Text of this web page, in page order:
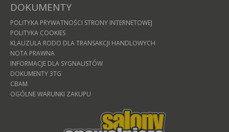
DOKUMENTY
POLITYKA PRYWATNOŚCI STRONY INTERNETOWEJ
POLITYKA COOKIES
KLAUZULA RODO DLA TRANSAKCJI HANDLOWYCH
NOTA PRAWNA
INFORMACJE DLA SYGNALISTÓW
DOKUMENTY 3TG
CBAM
OGÓLNE WARUNKI ZAKUPU